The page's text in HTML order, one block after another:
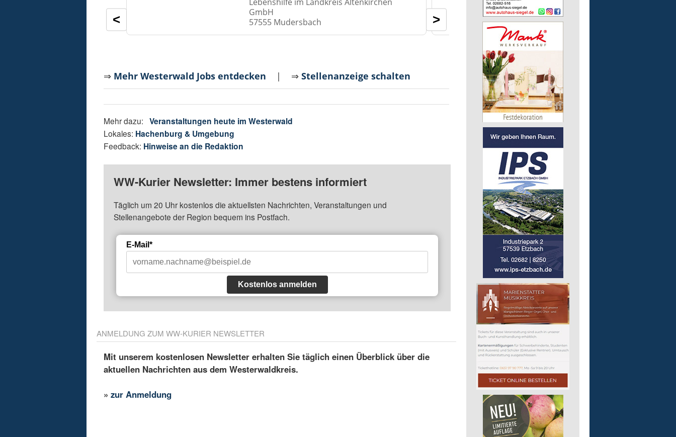
GmbH
57555 Mudersbach
GmbH
51598 Friesenhagen
< >
⇒ Mehr Westerwald Jobs entdecken | ⇒Stellenanzeige schalten
Mehr dazu:Veranstaltungen heute im Westerwald
Lokales: Hachenburg & Umgebung
Feedback: Hinweise an die Redaktion
WW-Kurier Newsletter: Immer bestens informiert
Täglich um 20 Uhr kostenlos die aktuellsten Nachrichten, Veranstaltungen und
Stellenangebote der Region bequem ins Postfach.
E-Mail*
Kostenlos anmelden
ANMELDUNG ZUM WW-KURIER NEWSLETTER
Mit unserem kostenlosen Newsletter erhalten Sie täglich einen Überblick über die
aktuellen Nachrichten aus dem Westerwaldkreis.
»zur Anmeldung